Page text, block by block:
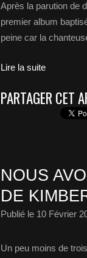
Après la parution de
premier album
peine car la
Lire la suite
PARTAGER CET
NOUS
DE
Publié le 10 Février
Un peu moins de